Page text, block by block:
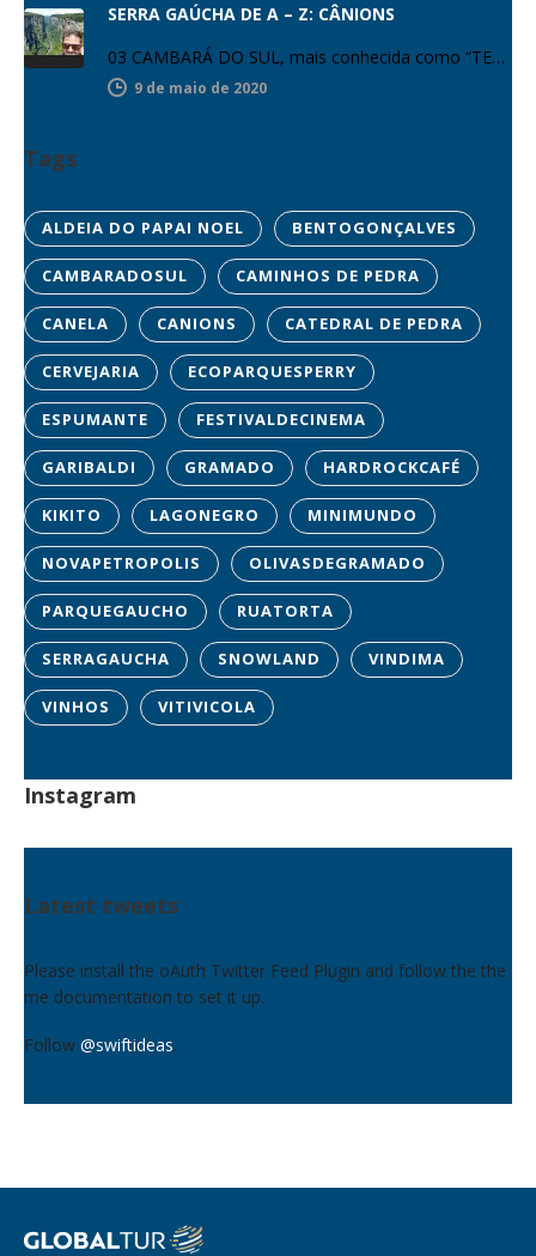
SERRA GAÚCHA DE A – Z: CÂNIONS
03 CAMBARÁ DO SUL, mais conhecida como “TERRA DOS CÂNIONS”. A cidade de 6.545 habitantes é campeã no ranking de…
9 de maio de 2020
Tags
ALDEIA DO PAPAI NOEL BENTOGONÇALVES
CAMBARADOSUL CAMINHOS DE PEDRA
CANELA CANIONS CATEDRAL DE PEDRA
CERVEJARIA ECOPARQUESPERRY
ESPUMANTE FESTIVALDECINEMA
GARIBALDI GRAMADO HARDROCKCAFÉ
KIKITO LAGONEGRO MINIMUNDO
NOVAPETROPOLIS OLIVASDEGRAMADO
PARQUEGAUCHO RUATORTA
SERRAGAUCHA SNOWLAND VINDIMA
VINHOS VITIVICOLA
Instagram
Latest tweets
Please install the oAuth Twitter Feed Plugin and follow the the
me documentation to set it up.
Follow @swiftideas.